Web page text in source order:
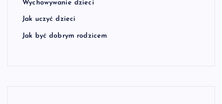
Wychowywanie dzieci
Jak uczyć dzieci
Jak być dobrym rodzicem